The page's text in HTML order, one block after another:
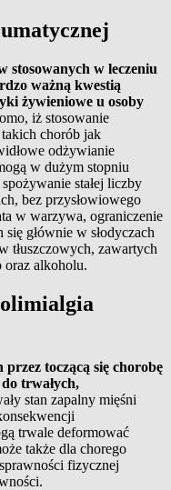
stosowanych w leczeniu
ważną kwestią
żywieniowe u osoby
iż stosowanie
chorób jak
odżywianie
w dużym stopniu
stałej liczby
bez przysłowiowego
w warzywa, ograniczenie
głównie w słodyczach
tłuszczowych, zawartych
oraz alkoholu.
toczącą się chorobę
trwałych,
stan zapalny mięśni
trwale deformować
także dla chorego
fizycznej